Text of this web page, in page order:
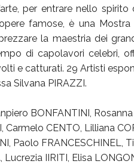
per entrare nello
famose, è una
la maestria dei
di capolavori celebri,
e catturati. 29 Artisti
Silvana PIRAZZI.
BONFANTINI,
Carmelo CENTO, Lilliana
Paolo FRANCESCHINEL,
Lucrezia IIRITI, Elisa